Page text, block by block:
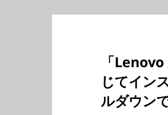
「
じてイン
ルダウン